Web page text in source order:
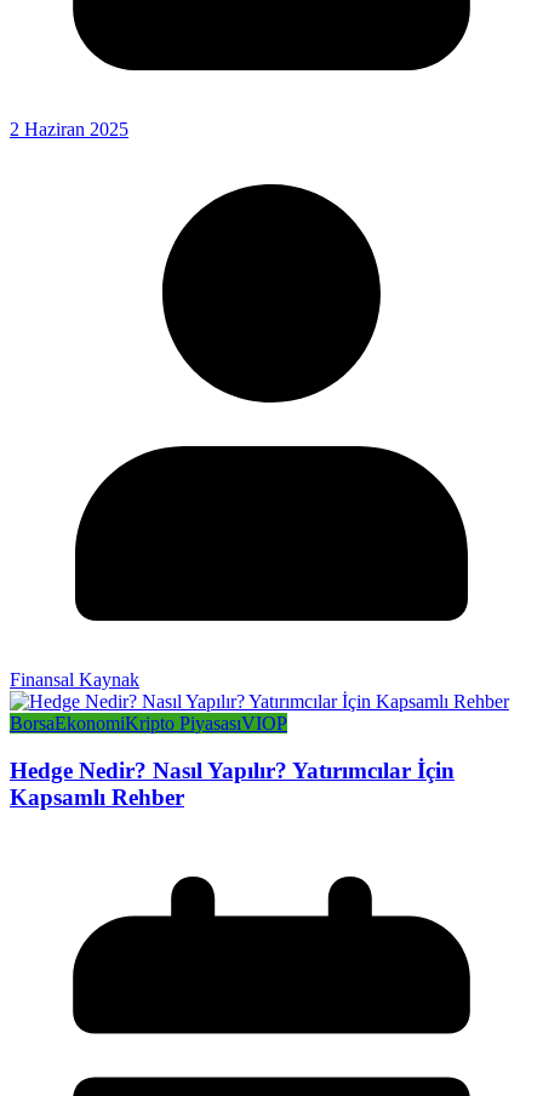
2 Haziran 2025
Finansal Kaynak
BorsaEkonomiKripto PiyasasıVIOP
Hedge Nedir? Nasıl Yapılır? Yatırımcılar İçin
Kapsamlı Rehber